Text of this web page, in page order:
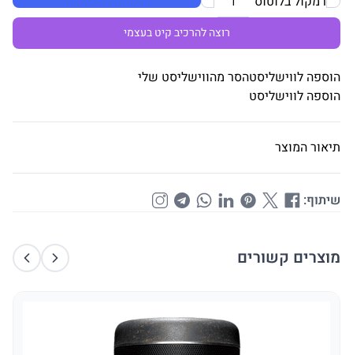
רוצה להרכיב קיט בעצמי
הוספה לווישליסטהסר מהווישליסט שלי
הוספה לווישליסט
תיאור המוצר
שיתוף:
מוצרים קשורים